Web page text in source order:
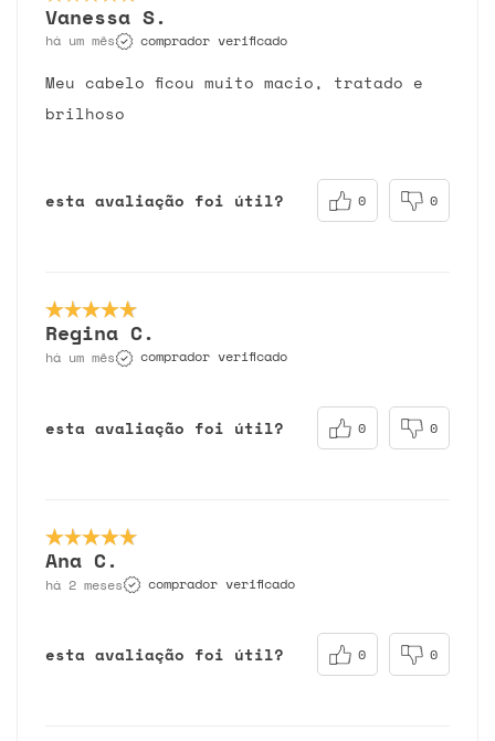
Vanessa S.
há um mês comprador verificado
Meu cabelo ficou muito macio, tratado e
brilhoso
esta avaliação foi útil? 0 0
Regina C.
há um mês comprador verificado
esta avaliação foi útil? 0 0
Ana C.
há 2 meses comprador verificado
esta avaliação foi útil? 0 0